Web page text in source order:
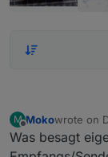
M
Offline
Mokowrote on
last edited
Was besagt